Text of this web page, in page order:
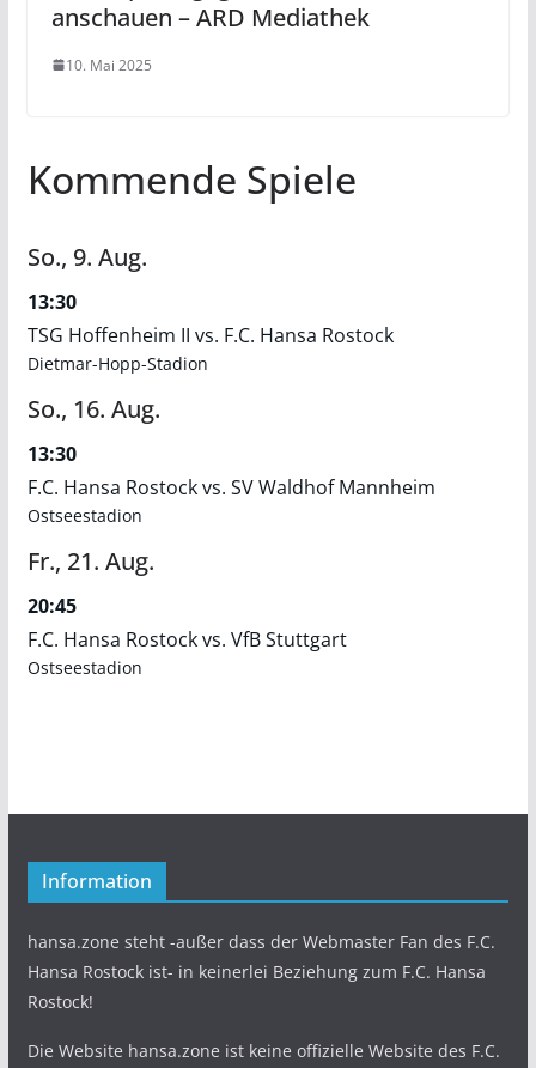
anschauen – ARD Mediathek
10. Mai 2025
Kommende Spiele
So., 9. Aug.
13:30
TSG Hoffenheim II vs. F.C. Hansa Rostock
Dietmar-Hopp-Stadion
So., 16. Aug.
13:30
F.C. Hansa Rostock vs. SV Waldhof Mannheim
Ostseestadion
Fr., 21. Aug.
20:45
F.C. Hansa Rostock vs. VfB Stuttgart
Ostseestadion
Information
hansa.zone steht -außer dass der Webmaster Fan des F.C.
Hansa Rostock ist- in keinerlei Beziehung zum F.C. Hansa
Rostock!
Die Website hansa.zone ist keine offizielle Website des F.C.